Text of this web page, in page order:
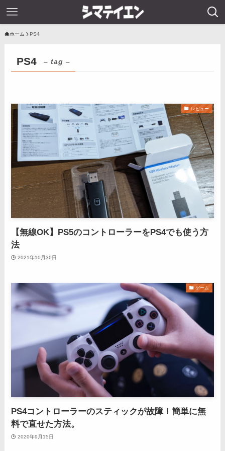
ホーム PS4
PS4 – tag –
レビュー
【無線OK】PS5のコントローラーをPS4でも使う方
法
2021年10月30日
ゲーム
PS4コントローラーのスティックが故障！簡単に無
料で直せた方法。
2020年9月15日